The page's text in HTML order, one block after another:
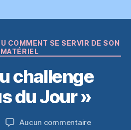
Catégories
COMMENT SE SERVIR DE SON
MATÉRIEL
challenge
du Jour »
Aucun commentairesur